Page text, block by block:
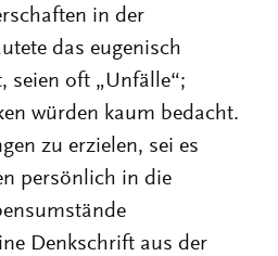
in der
das eugenisch
seien oft „Unfälle“;
würden kaum bedacht.
zu erzielen, sei es
persönlich in die
Denkschrift aus der